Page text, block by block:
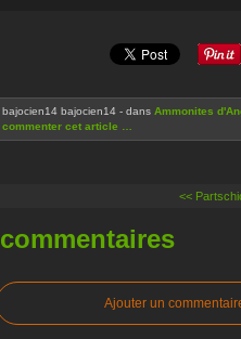
bajocien14 bajocien14 - dans Ammonites
commenter cet article
<<
commentaires
Ajouter un